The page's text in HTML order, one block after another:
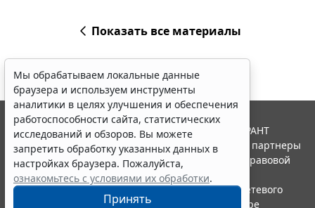
Показать все материалы
Мы обрабатываем локальные данные
браузера и используем инструменты
аналитики в целях улучшения и обеспечения
работоспособности сайта, статистических
исследований и обзоров. Вы можете
запретить обработку указанных данных в
настройках браузера. Пожалуйста,
ознакомьтесь с условиями их обработки.
Принять
© ООО "НПП "ГАРАНТ-СЕРВИС", 2026. Система ГАРАНТ
выпускается с 1990 года. Компания "Гарант" и ее партнеры
являются участниками Российской ассоциации правовой
информации ГАРАНТ.
Портал ГАРАНТ.РУ зарегистрирован в качестве сетевого
издания Федеральной службой по надзору в сфере